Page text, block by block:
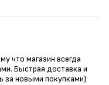
что магазин всегда
Быстрая доставка и
за новыми покупками)